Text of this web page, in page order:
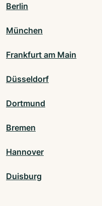
Berlin
München
Frankfurt am Main
Düsseldorf
Dortmund
Bremen
Hannover
Duisburg